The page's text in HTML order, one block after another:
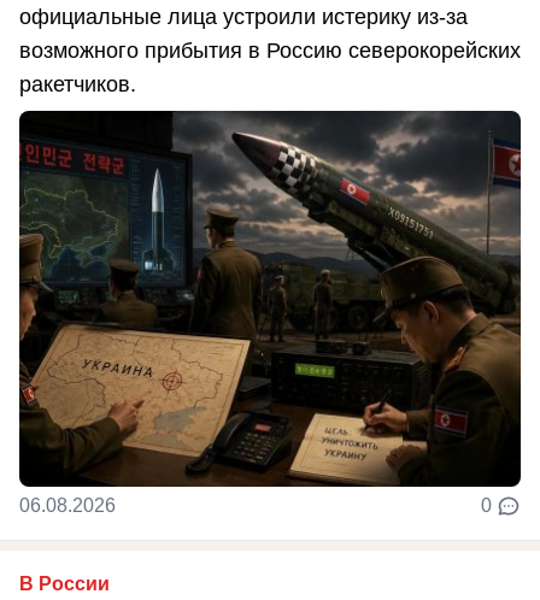
официальные лица устроили истерику из-за
возможного прибытия в Россию северокорейских
ракетчиков.
06.08.2026 0
В России